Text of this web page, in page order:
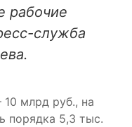
рабочие
служба
млрд руб., на
порядка 5,3 тыс.